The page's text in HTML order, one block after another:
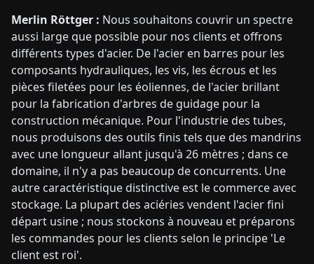
Merlin Röttger : Nous souhaitons couvrir un spectre
aussi large que possible pour nos clients et offrons
différents types d'acier. De l'acier en barres pour les
composants hydrauliques, les vis, les écrous et les
pièces filetées pour les éoliennes, de l'acier brillant
pour la fabrication d'arbres de guidage pour la
construction mécanique. Pour l'industrie des tubes,
nous produisons des outils finis tels que des mandrins
avec une longueur allant jusqu'à 26 mètres ; dans ce
domaine, il n'y a pas beaucoup de concurrents. Une
autre caractéristique distinctive est le commerce avec
stockage. La plupart des aciéries vendent l'acier fini
départ usine ; nous stockons à nouveau et préparons
les commandes pour les clients selon le principe 'Le
client est roi'.